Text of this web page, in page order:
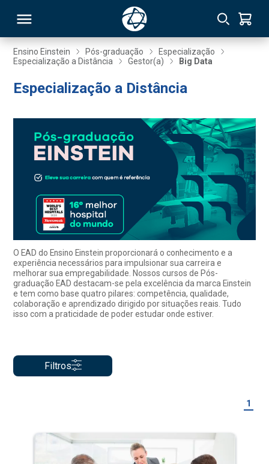
Ensino Einstein Pós-graduação
Especialização
Especialização a Distância
Gestor(a) Big Data
Especialização a Distância
O EAD do Ensino Einstein proporcionará o conhecimento e a
experiência necessários para impulsionar sua carreira e
melhorar sua empregabilidade. Nossos cursos de Pós-
graduação EAD destacam-se pela excelência da marca Einstein
e tem como base quatro pilares: competência, qualidade,
colaboração e aprendizado dirigido por situações reais. Tudo
isso com a praticidade de poder estudar onde estiver.
Filtros
1